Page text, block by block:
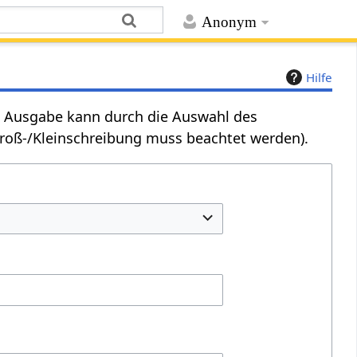
Anonym
Hilfe
kann durch die Auswahl des
Kleinschreibung muss beachtet werden).